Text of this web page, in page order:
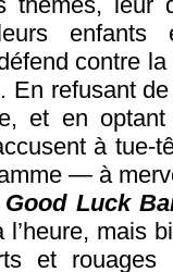
contre
En refusant
et en optant
à tue-
— à
Good Luck
mais
et